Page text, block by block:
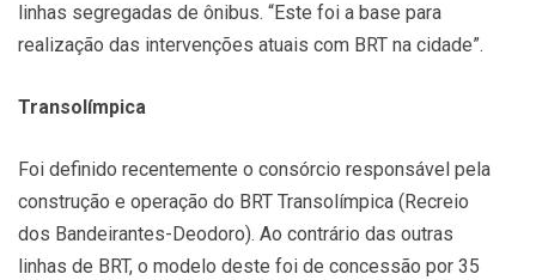
linhas segregadas de ônibus. “Este foi a base para
realização das intervenções atuais com BRT na cidade”.
Transolímpica
Foi definido recentemente o consórcio responsável pela
construção e operação do BRT Transolímpica (Recreio
dos Bandeirantes-Deodoro). Ao contrário das outras
linhas de BRT, o modelo deste foi de concessão por 35